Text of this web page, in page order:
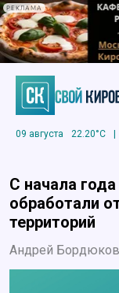
РЕКЛАМА
09 августа 22.20°C |
С начала
обработали
территорий
Андрей Бордюков